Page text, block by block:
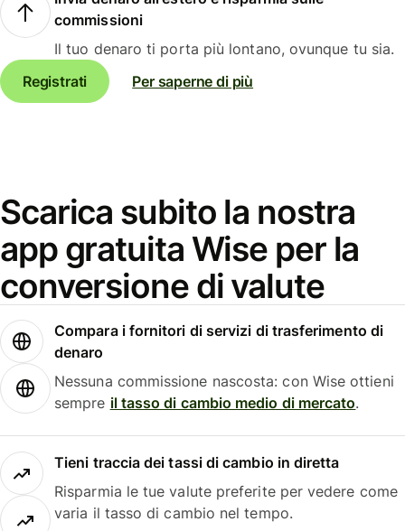
commissioni
Il tuo denaro ti porta più lontano, ovunque tu sia.
Registrati
Per saperne di più
Scarica subito la nostra
app gratuita Wise per la
conversione di valute
Compara i fornitori di servizi di trasferimento di
denaro
Nessuna commissione nascosta: con Wise ottieni
sempre il tasso di cambio medio di mercato.
Tieni traccia dei tassi di cambio in diretta
Risparmia le tue valute preferite per vedere come
varia il tasso di cambio nel tempo.